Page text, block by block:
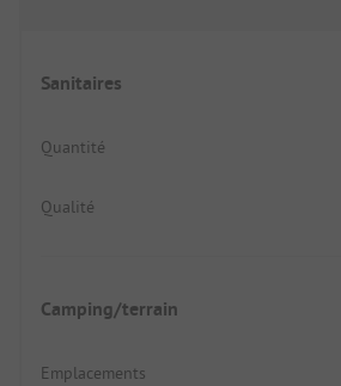
Sanitaires
Quantité
Qualité
Camping/terrain
Emplacements